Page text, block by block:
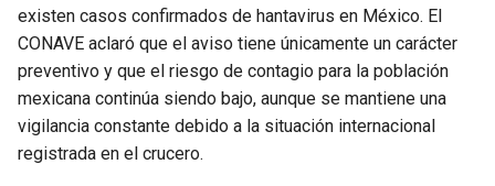
existen casos confirmados de hantavirus en México. El
CONAVE aclaró que el aviso tiene únicamente un carácter
preventivo y que el riesgo de contagio para la población
mexicana continúa siendo bajo, aunque se mantiene una
vigilancia constante debido a la situación internacional
registrada en el crucero.